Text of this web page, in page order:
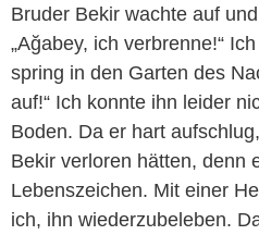
Bruder Bekir wachte auf
„Ağabey, ich verbrenne!“
spring in den Garten des
auf!“ Ich konnte ihn leider
Boden. Da er hart
Bekir verloren hätten, denn
Lebenszeichen. Mit einer
ich, ihn wiederzubeleben.